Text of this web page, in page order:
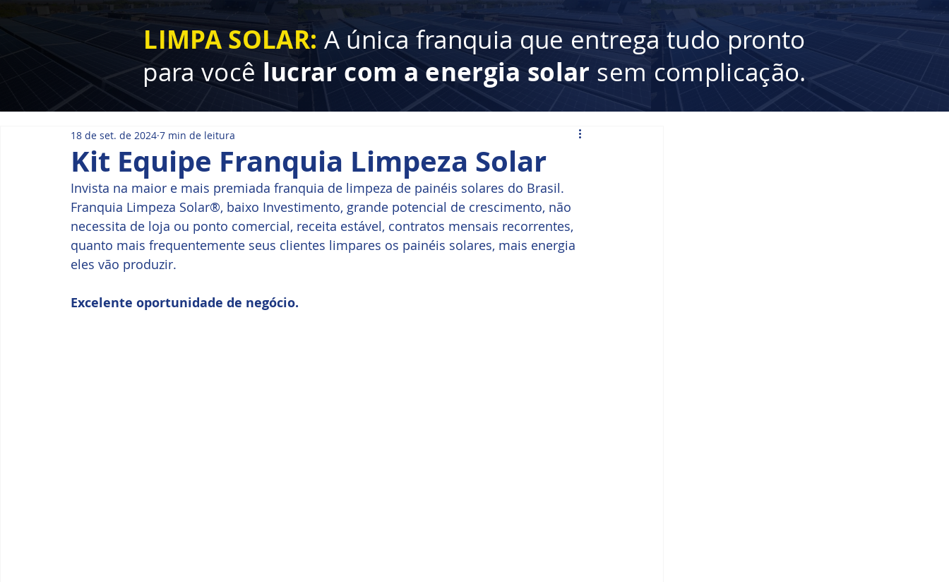
LIMPA SOLAR: A única franquia que entrega tudo pronto
para você lucrar com a energia solar sem complicação.
Kit Equipe Franquia Limpeza Solar
18 de set. de 2024 7 min de leitura
Invista na maior e mais premiada franquia de limpeza de painéis solares do Brasil.
Franquia Limpeza Solar®, baixo Investimento, grande potencial de crescimento, não
necessita de loja ou ponto comercial, receita estável, contratos mensais recorrentes,
quanto mais frequentemente seus clientes limpares os painéis solares, mais energia
eles vão produzir.
Excelente oportunidade de negócio.